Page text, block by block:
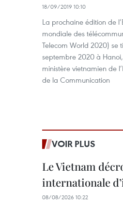
18/09/2019 10:10
La prochaine édition de
mondiale des
Telecom World 2020) se
septembre 2020 à
ministère vietnamien de
de la Communication
VOIR PLUS
Le Vietnam
internationale
08/08/2026 10:22